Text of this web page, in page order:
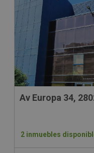
Av
2 inmuebles